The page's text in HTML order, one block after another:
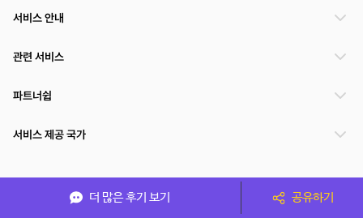
더 많은 후기 보기 공유하기
서비스 안내
관련 서비스
파트너쉽
서비스 제공 국가
(주)NSPACE 사업자정보